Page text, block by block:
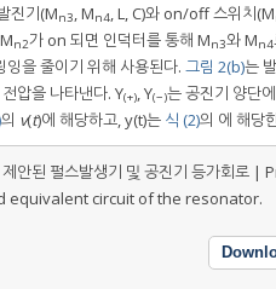
진기(Mn3, Mn4, L, C)와 on/off 스위치(M
n2가 on 되면 인덕터를 통해 Mn3와 Mn4
을 줄이기 위해 사용된다. 그림 2(b)는
압을 나타낸다. Y(+), Y(−)는 공진기 양단
의 v(t)에 해당하고, y(t)는 식 (2)의 에 해당
제안된 펄스발생기 및 공진기 등가회로
equivalent circuit of the resonator.